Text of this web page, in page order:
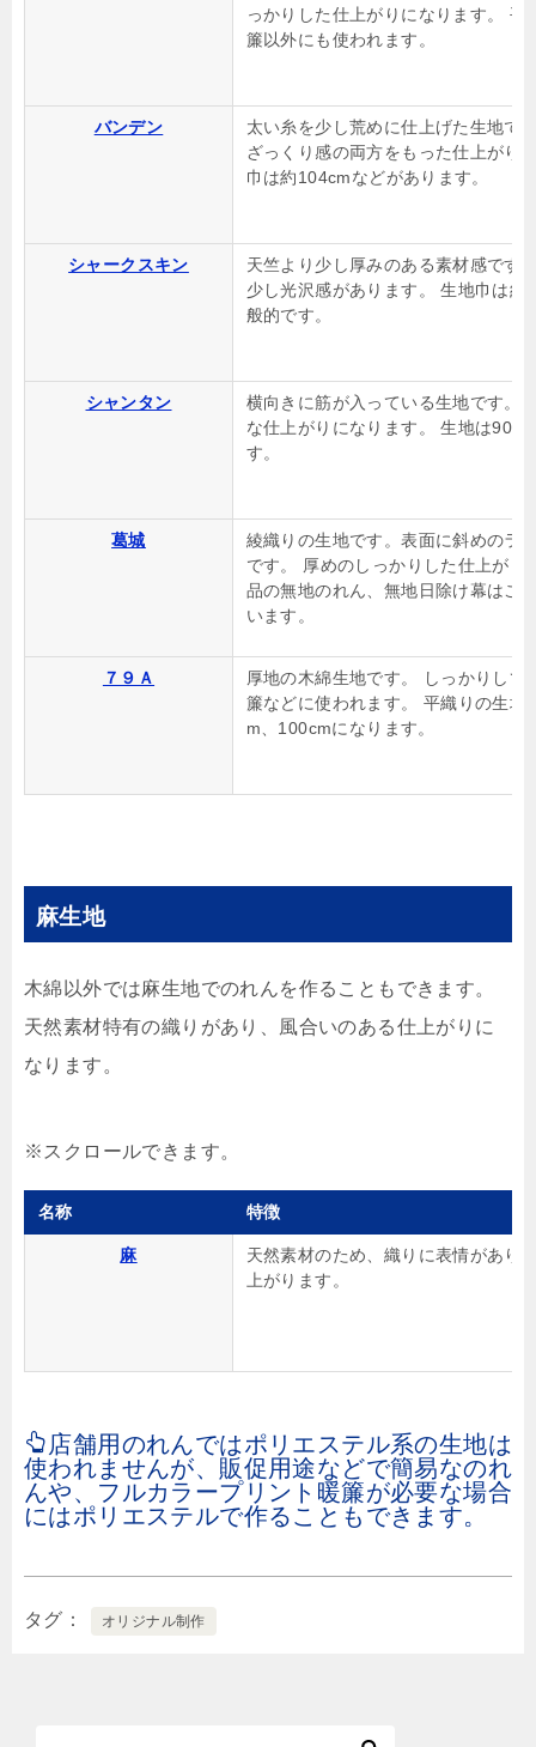
っかりした仕上がりになります。 平
簾以外にも使われます。
バンデン
太い糸を少し荒めに仕上げた生地で
ざっくり感の両方をもった仕上がり
巾は約104cmなどがあります。
シャークスキン
天竺より少し厚みのある素材感です
少し光沢感があります。 生地巾は
般的です。
シャンタン
横向きに筋が入っている生地です。
な仕上がりになります。 生地は
す。
葛城
綾織りの生地です。表面に斜めのラ
です。 厚めのしっかりした仕上がり
品の無地のれん、無地日除け幕はこ
います。
７９Ａ
厚地の木綿生地です。 しっかりして
簾などに使われます。 平織りの生地
m、100cmになります。
麻生地
木綿以外では麻生地でのれんを作ることもできます。
天然素材特有の織りがあり、風合いのある仕上がりに
なります。
名称 特徴
麻
天然素材のため、織りに表情があり
上がります。
店舗用のれんではポリエステル系の生地は
使われませんが、販促用途などで簡易なのれ
んや、フルカラープリント暖簾が必要な場合
にはポリエステルで作ることもできます。
タグ オリジナル制作